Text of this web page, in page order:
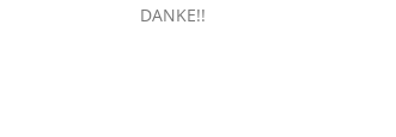
DANKE!!